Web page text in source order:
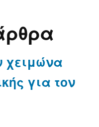
χειμώνα
για τον